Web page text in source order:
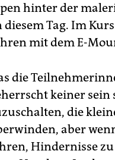
hinter der
diesem Tag. Im
mit dem E-
die
keiner sein
die
aber
Hindernisse